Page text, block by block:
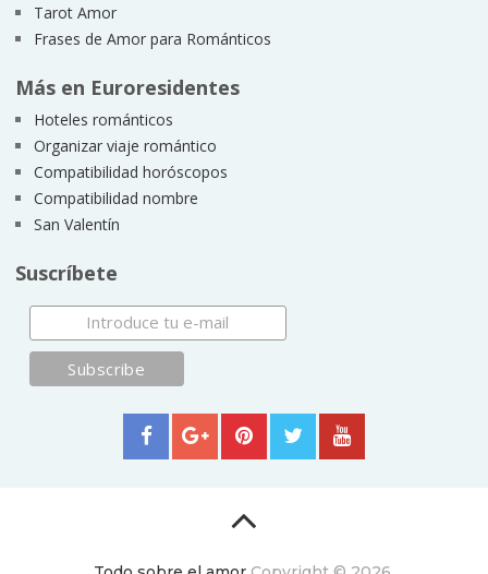
Tarot Amor
Frases de Amor para Románticos
Más en Euroresidentes
Hoteles románticos
Organizar viaje romántico
Compatibilidad horóscopos
Compatibilidad nombre
San Valentín
Suscríbete